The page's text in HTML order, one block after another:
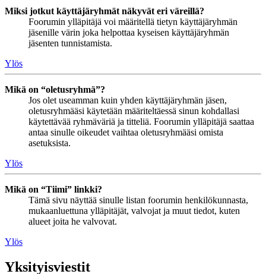
Miksi jotkut käyttäjäryhmät näkyvät eri väreillä?
Foorumin ylläpitäjä voi määritellä tietyn käyttäjäryhmän
jäsenille värin joka helpottaa kyseisen käyttäjäryhmän
jäsenten tunnistamista.
Ylös
Mikä on “oletusryhmä”?
Jos olet useamman kuin yhden käyttäjäryhmän jäsen,
oletusryhmääsi käytetään määriteltäessä sinun kohdallasi
käytettävää ryhmäväriä ja titteliä. Foorumin ylläpitäjä saattaa
antaa sinulle oikeudet vaihtaa oletusryhmääsi omista
asetuksista.
Ylös
Mikä on “Tiimi” linkki?
Tämä sivu näyttää sinulle listan foorumin henkilökunnasta,
mukaanluettuna ylläpitäjät, valvojat ja muut tiedot, kuten
alueet joita he valvovat.
Ylös
Yksityisviestit